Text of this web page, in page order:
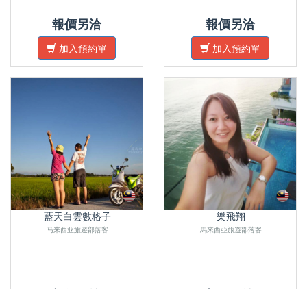
報價另洽
加入預約單
報價另洽
加入預約單
藍天白雲數格子
马来西亚旅遊部落客
樂飛翔
馬來西亞旅遊部落客